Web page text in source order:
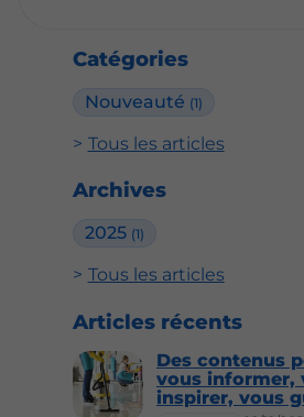
Catégories
Nouveauté (1)
Tous les articles
Archives
2025 (1)
Tous les articles
Articles récents
Des contenus
vous informer,
inspirer, vous